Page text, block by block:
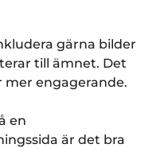
gärna bilder
till ämnet. Det
engagerande.
en
är det bra